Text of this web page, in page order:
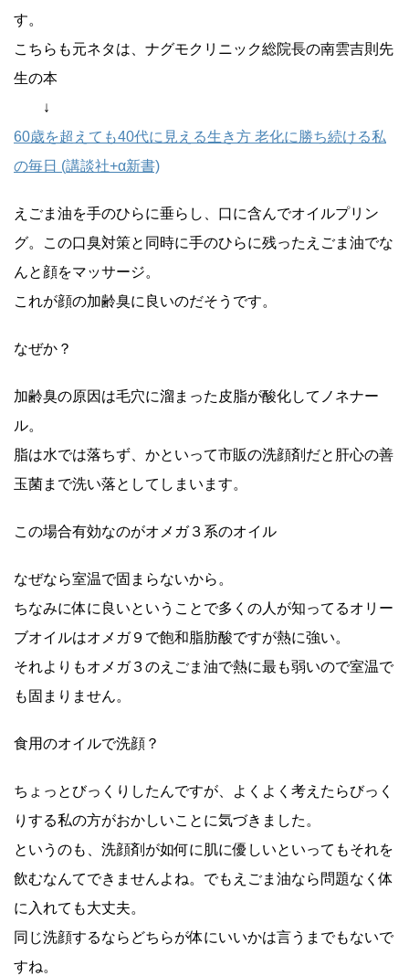
す。
こちらも元ネタは、ナグモクリニック総院長の南雲吉則先
生の本
↓
60歳を超えても40代に見える生き方 老化に勝ち続ける私
の毎日 (講談社+α新書)
えごま油を手のひらに垂らし、口に含んでオイルプリン
グ。この口臭対策と同時に手のひらに残ったえごま油でな
んと顔をマッサージ。
これが顔の加齢臭に良いのだそうです。
なぜか？
加齢臭の原因は毛穴に溜まった皮脂が酸化してノネナー
ル。
脂は水では落ちず、かといって市販の洗顔剤だと肝心の善
玉菌まで洗い落としてしまいます。
この場合有効なのがオメガ３系のオイル
なぜなら室温で固まらないから。
ちなみに体に良いということで多くの人が知ってるオリー
ブオイルはオメガ９で飽和脂肪酸ですが熱に強い。
それよりもオメガ３のえごま油で熱に最も弱いので室温で
も固まりません。
食用のオイルで洗顔？
ちょっとびっくりしたんですが、よくよく考えたらびっく
りする私の方がおかしいことに気づきました。
というのも、洗顔剤が如何に肌に優しいといってもそれを
飲むなんてできませんよね。でもえごま油なら問題なく体
に入れても大丈夫。
同じ洗顔するならどちらが体にいいかは言うまでもないで
すね。